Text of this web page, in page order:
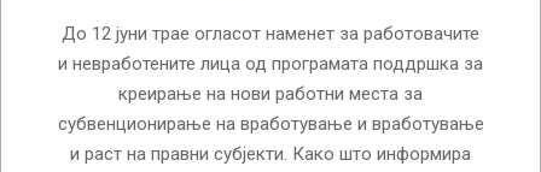
До 12 јуни трае огласот наменет за работовачите
и невработените лица од програмата поддршка за
креирање на нови работни места за
субвенционирање на вработување и вработување
и раст на правни субјекти. Како што информира